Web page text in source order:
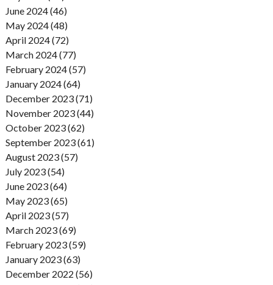
June 2024 (46)
May 2024 (48)
April 2024 (72)
March 2024 (77)
February 2024 (57)
January 2024 (64)
December 2023 (71)
November 2023 (44)
October 2023 (62)
September 2023 (61)
August 2023 (57)
July 2023 (54)
June 2023 (64)
May 2023 (65)
April 2023 (57)
March 2023 (69)
February 2023 (59)
January 2023 (63)
December 2022 (56)